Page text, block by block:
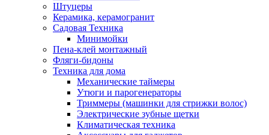
Штуцеры
Керамика, керамогранит
Садовая Техника
Минимойки
Пена-клей монтажный
Фляги-бидоны
Техника для дома
Механические таймеры
Утюги и парогенераторы
Триммеры (машинки для стрижки волос)
Электрические зубные щетки
Климатическая техника